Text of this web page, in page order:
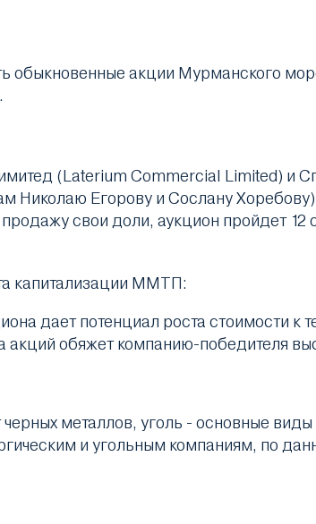
обыкновенные акции Мурманского
(Laterium Commercial Limited) и
Николаю Егорову и Сослану
свои доли, аукцион пройдет 12
капитализации ММТП:
дает потенциал роста стоимости
акций обяжет компанию-победителя
металлов, уголь - основные
и угольным компаниям, по